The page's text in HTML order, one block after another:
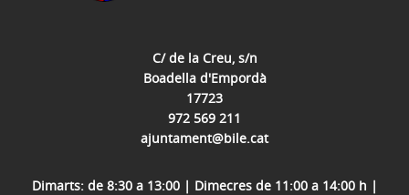
C/ de la Creu, s/n
Boadella d'Empordà
17723
972 569 211
ajuntament@bile.cat
Dimarts: de 8:30 a 13:00 | Dimecres de 11:00 a 14:00 h |